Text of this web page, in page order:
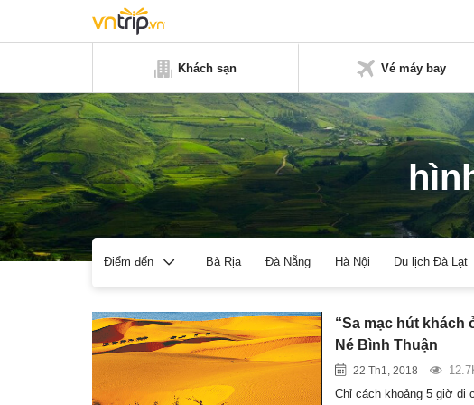
Khách sạn Vé máy bay
Điểm đến Bà Rịa Đà Nẵng Hà Nội Du lịch Đà Lạt
“Sa mạc hút khách
Né Bình Thuận
22 Th1, 2018
Chỉ cách khoảng 5 giờ di